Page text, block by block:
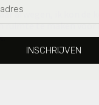
afwegen, ik kon de
te maken voor
INSCHRIJVEN